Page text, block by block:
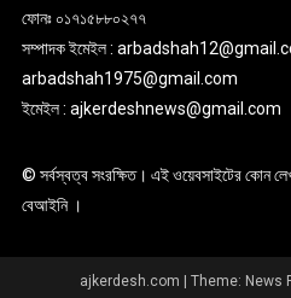
ফোনঃ ০১৭১৫৮৮০২৭৭
সম্পাদক ইমেইল :
arbadshah1975@gmail.com
ইমেইল : ajkerdeshnews@gmail.com
© সর্বস্বত্ব সংরক্ষিত। এই ওয়েবসাইটের কোন
বেআইনি ।
ajkerdesh.com Theme: News